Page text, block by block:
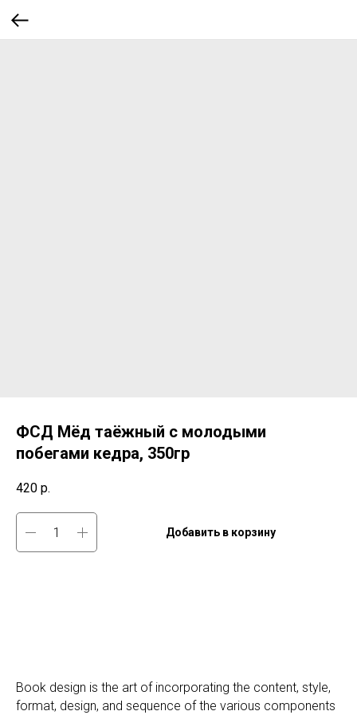
ФСД Мёд таёжный с молодыми
побегами кедра, 350гр
420 р.
Добавить в корзину
Book design is the art of incorporating the content, style,
format, design, and sequence of the various components